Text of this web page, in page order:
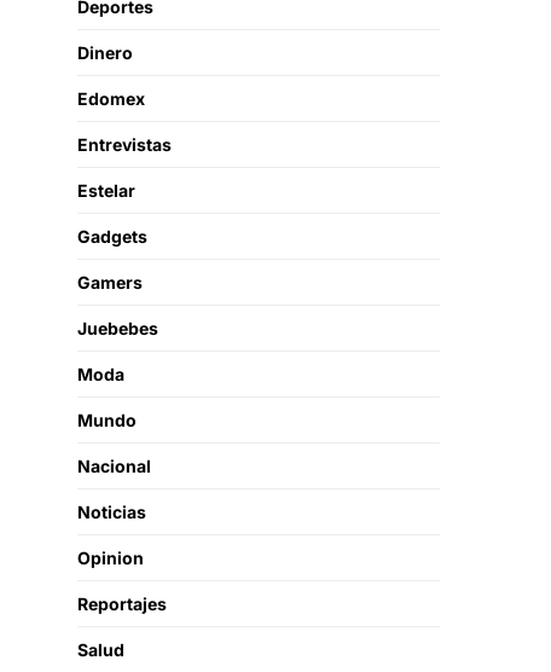
Deportes
Dinero
Edomex
Entrevistas
Estelar
Gadgets
Gamers
Juebebes
Moda
Mundo
Nacional
Noticias
Opinion
Reportajes
Salud